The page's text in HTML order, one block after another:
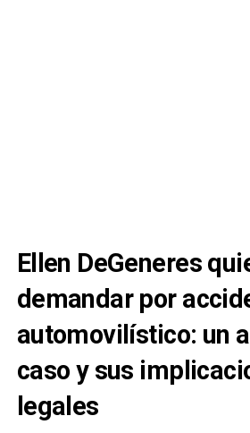
Ellen DeGeneres
demandar por
automovilístico: un
caso y sus
legales